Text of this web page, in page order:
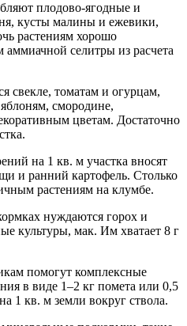
плодово-ягодные и
кусты малины и ежевики,
растениям хорошо
аммиачной селитры из расчета
свекле, томатам и огурцам,
смородине,
цветам. Достаточно
на 1 кв. м участка вносят
и ранний картофель. Столько
растениям на клумбе.
нуждаются горох и
культуры, мак. Им хватает 8 г
помогут комплексные
в виде 1–2 кг помета или 0,5
1 кв. м земли вокруг ствола.